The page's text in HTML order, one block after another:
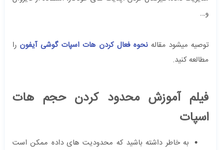
و…
توصیه میشود مقالهنحوه فعال کردن هات اسپات گوشی آیفونرا
مطالعه کنید.
فیلم آموزش محدود کردن حجم هات
اسپات
به خاطر داشته باشید که محدودیت های داده ممکن است